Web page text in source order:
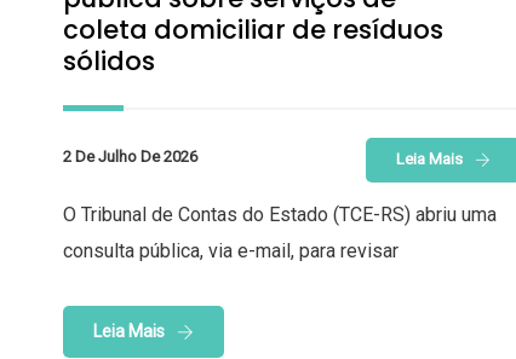
coleta domiciliar de resíduos
sólidos
2 De Julho De 2026 Leia Mais
O Tribunal de Contas do Estado (TCE-RS) abriu uma
consulta pública, via e-mail, para revisar
Leia Mais